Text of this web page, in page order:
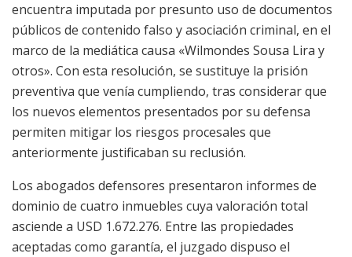
encuentra imputada por presunto uso de documentos
públicos de contenido falso y asociación criminal, en el
marco de la mediática causa «Wilmondes Sousa Lira y
otros». Con esta resolución, se sustituye la prisión
preventiva que venía cumpliendo, tras considerar que
los nuevos elementos presentados por su defensa
permiten mitigar los riesgos procesales que
anteriormente justificaban su reclusión.
Los abogados defensores presentaron informes de
dominio de cuatro inmuebles cuya valoración total
asciende a USD 1.672.276. Entre las propiedades
aceptadas como garantía, el juzgado dispuso el